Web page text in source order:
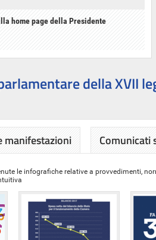
home page della Presidente
della XVII
manifestazioni Comunicati
le infografiche relative a provvedimenti,